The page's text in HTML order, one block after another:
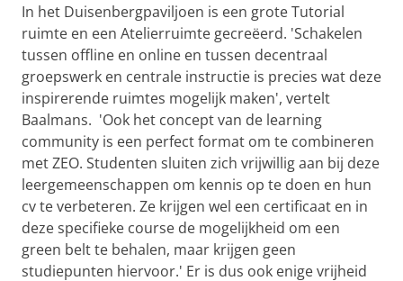
In het Duisenbergpaviljoen is een grote Tutorial
ruimte en een Atelierruimte gecreëerd. 'Schakelen
tussen offline en online en tussen decentraal
groepswerk en centrale instructie is precies wat deze
inspirerende ruimtes mogelijk maken', vertelt
Baalmans. 'Ook het concept van de learning
community is een perfect format om te combineren
met ZEO. Studenten sluiten zich vrijwillig aan bij deze
leergemeenschappen om kennis op te doen en hun
cv te verbeteren. Ze krijgen wel een certificaat en in
deze specifieke course de mogelijkheid om een ​​
green belt te behalen, maar krijgen geen
studiepunten hiervoor.' Er is dus ook enige vrijheid